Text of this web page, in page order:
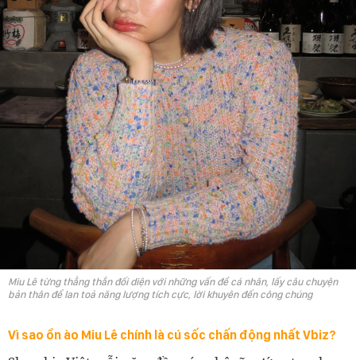
Miu Lê từng thẳng thắn đối diện với những vấn đề cá nhân, lấy câu chuyện
bản thân để lan toả năng lượng tích cực, lời khuyên đến công chúng
Vì sao ồn ào Miu Lê chính là cú sốc chấn động nhất Vbiz?